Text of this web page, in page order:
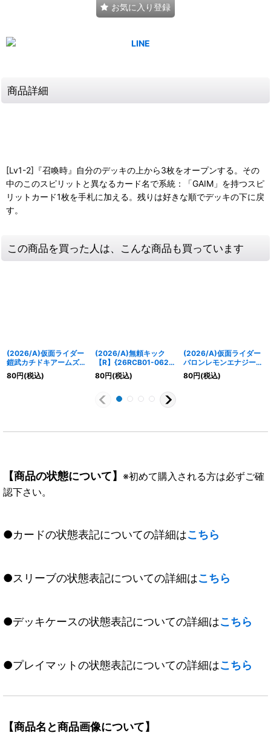
お気に入り登録
商品詳細
[Lv1-2]『召喚時』自分のデッキの上から3枚をオープンする。その
中のこのスピリットと異なるカード名で系統：「GAIM」を持つスピ
リットカード1枚を手札に加える。残りは好きな順でデッキの下に戻
す。
この商品を買った人は、こんな商品も買っています
(2026/A)仮面ライダー
鎧武カチドキアームズ
【R】{26RCB01-011}
《赤》
80円(税込)
(2026/A)無頼キック
【R】{26RCB01-062}
《赤》
80円(税込)
(2026/A)仮面ライダー
バロンレモンエナジーア
ームズ【R】{26RCB01-
012}《赤》
80円(税込)
【商品の状態について】 ※初めて購入される方は必ずご確
認下さい。
●カードの状態表記についての詳細はこちら
●スリーブの状態表記についての詳細はこちら
●デッキケースの状態表記についての詳細はこちら
●プレイマットの状態表記についての詳細はこちら
【商品名と商品画像について】